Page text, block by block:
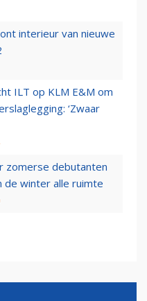
interieur van nieuwe
ILT op KLM E&M om
‘Zwaar
zomerse debutanten
de winter alle ruimte